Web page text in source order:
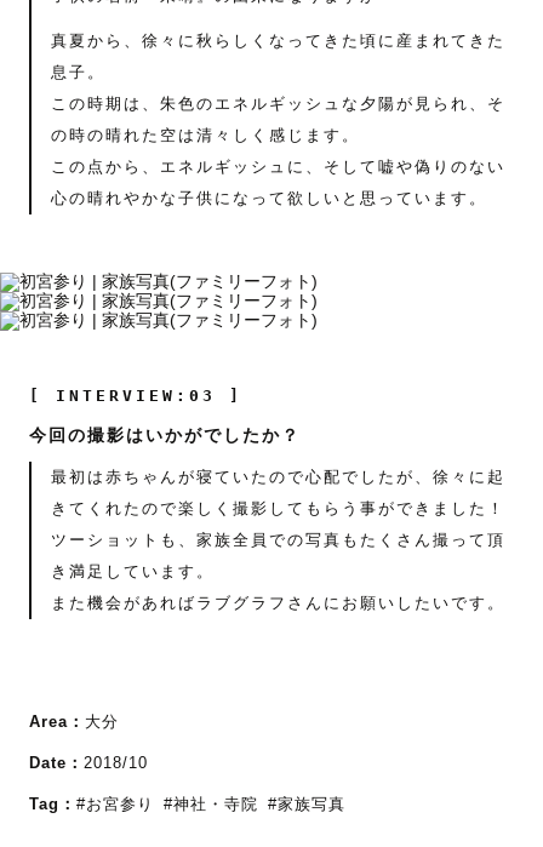
真夏から、徐々に秋らしくなってきた頃に産まれてきた
息子。
この時期は、朱色のエネルギッシュな夕陽が見られ、そ
の時の晴れた空は清々しく感じます。
この点から、エネルギッシュに、そして嘘や偽りのない
心の晴れやかな子供になって欲しいと思っています。
[ INTERVIEW:03 ]
今回の撮影はいかがでしたか？
最初は赤ちゃんが寝ていたので心配でしたが、徐々に起
きてくれたので楽しく撮影してもらう事ができました！
ツーショットも、家族全員での写真もたくさん撮って頂
き満足しています。
また機会があればラブグラフさんにお願いしたいです。
Area： 大分
Date： 2018/10
Tag： #お宮参り #神社・寺院 #家族写真